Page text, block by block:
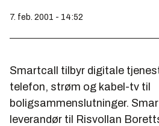
7. feb. 2001 - 14:52
Smartcall tilbyr digitale
telefon, strøm og kabel-tv til
boligsammenslutninger.
leverandør til Risvollan